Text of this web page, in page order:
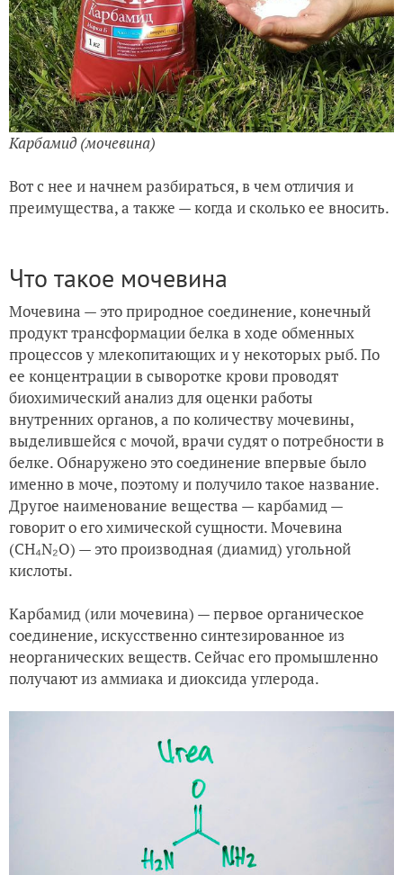
Карбамид (мочевина)
Вот с нее и начнем разбираться, в чем отличия и
преимущества, а также — когда и сколько ее вносить.
Что такое мочевина
Мочевина — это природное соединение, конечный
продукт трансформации белка в ходе обменных
процессов у млекопитающих и у некоторых рыб. По
ее концентрации в сыворотке крови проводят
биохимический анализ для оценки работы
внутренних органов, а по количеству мочевины,
выделившейся с мочой, врачи судят о потребности в
белке. Обнаружено это соединение впервые было
именно в моче, поэтому и получило такое название.
Другое наименование вещества — карбамид —
говорит о его химической сущности. Мочевина
(CH₄N₂O) — это производная (диамид) угольной
кислоты.
Карбамид (или мочевина) — первое органическое
соединение, искусственно синтезированное из
неорганических веществ. Сейчас его промышленно
получают из аммиака и диоксида углерода.